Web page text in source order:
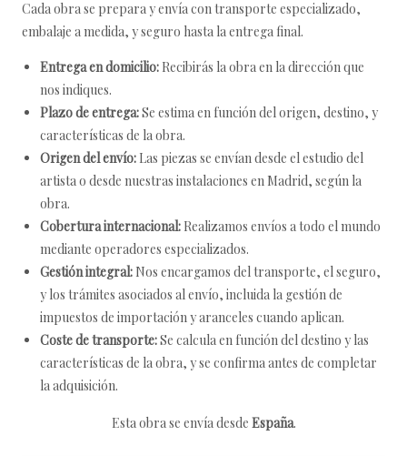
Cada obra se prepara y envía con transporte especializado,
embalaje a medida, y seguro hasta la entrega final.
Entrega en domicilio: Recibirás la obra en la dirección que
nos indiques.
Plazo de entrega:Se estima en función del origen, destino, y
características de la obra.
Origen del envío: Las piezas se envían desde el estudio del
artista o desde nuestras instalaciones en Madrid, según la
obra.
Cobertura internacional: Realizamos envíos a todo el mundo
mediante operadores especializados.
Gestión integral: Nos encargamos del transporte, el seguro,
y los trámites asociados al envío, incluida la gestión de
impuestos de importación y aranceles cuando aplican.
Coste de transporte:Se calcula en función del destino y las
características de la obra, y se confirma antes de completar
la adquisición.
Esta obra se envía desde España.